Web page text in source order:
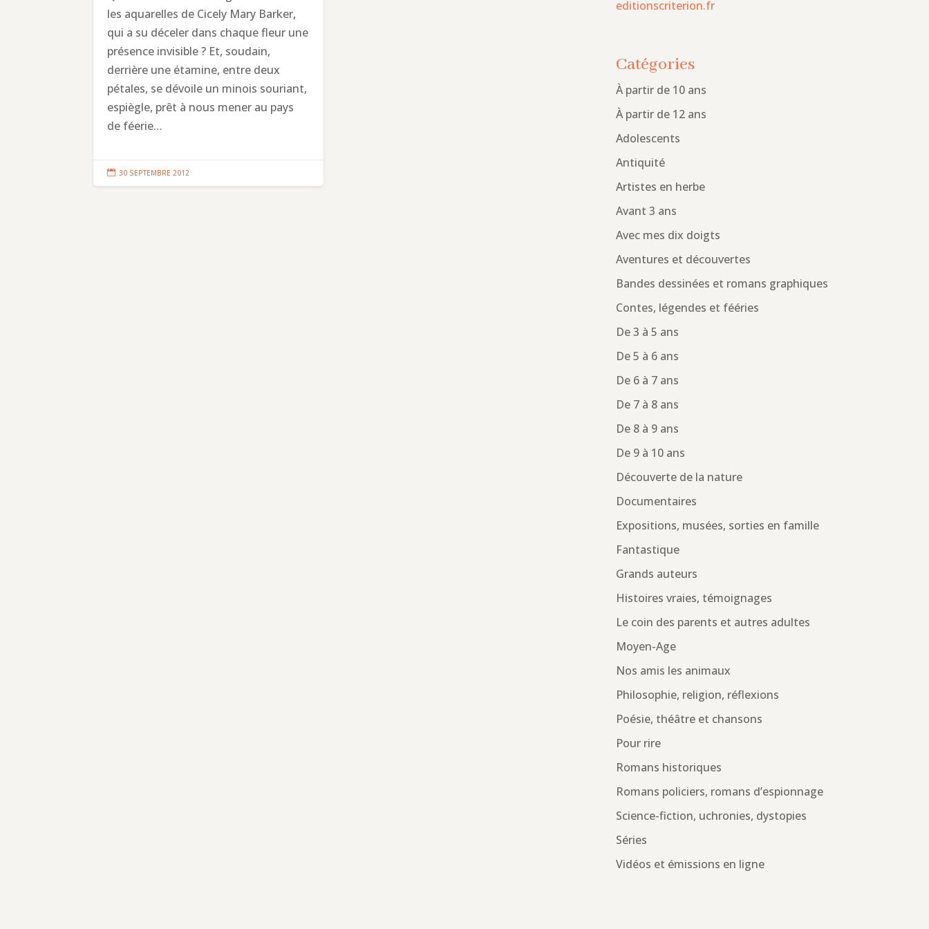
les aquarelles de Cicely Mary Barker,
qui a su déceler dans chaque fleur une
présence invisible ? Et, soudain,
derrière une étamine, entre deux
pétales, se dévoile un minois souriant,
espiègle, prêt à nous mener au pays
de féerie…
 30 SEPTEMBRE 2012
editionscriterion.fr
Catégories
À partir de 10 ans
À partir de 12 ans
Adolescents
Antiquité
Artistes en herbe
Avant 3 ans
Avec mes dix doigts
Aventures et découvertes
Bandes dessinées et romans graphiques
Contes, légendes et fééries
De 3 à 5 ans
De 5 à 6 ans
De 6 à 7 ans
De 7 à 8 ans
De 8 à 9 ans
De 9 à 10 ans
Découverte de la nature
Documentaires
Expositions, musées, sorties en famille
Fantastique
Grands auteurs
Histoires vraies, témoignages
Le coin des parents et autres adultes
Moyen-Age
Nos amis les animaux
Philosophie, religion, réflexions
Poésie, théâtre et chansons
Pour rire
Romans historiques
Romans policiers, romans d’espionnage
Science-fiction, uchronies, dystopies
Séries
Vidéos et émissions en ligne